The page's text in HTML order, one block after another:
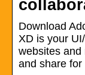
Download
XD is your
websites and
and share